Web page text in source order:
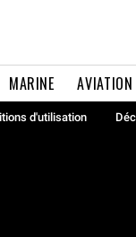
MARINE AVIATION
d'utilisation